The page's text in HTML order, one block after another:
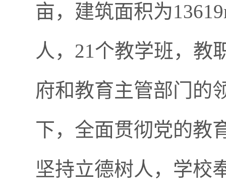
亩，建筑面积为
人，21个教学班，教
府和教育主管部门的
下，全面贯彻党的教
坚持立德树人，学校